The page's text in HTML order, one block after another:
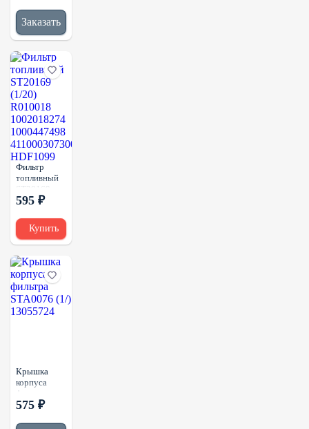
Заказать
Фильтр
топливный
ST20169
(1/20)
1002018274
1000447498
4110003073001
HDF1099
595 ₽
Купить
Крышка
корпуса
фильтра
STA0076
13055724
575 ₽